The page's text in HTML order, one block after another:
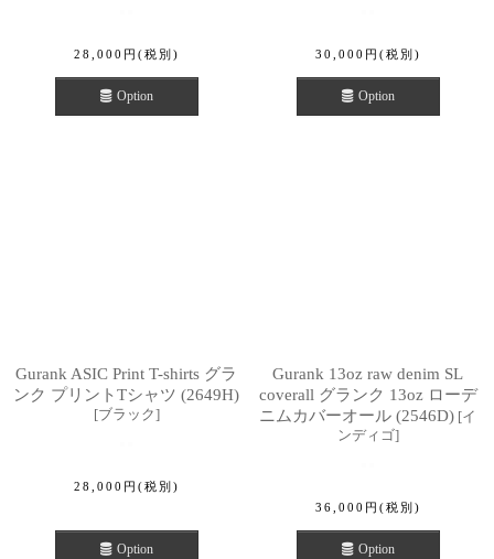
28,000 円 (税別)
Option
30,000 円 (税別)
Option
Gurank ASIC Print T-shirts グラ
ンク プリントTシャツ (2649H)
[ブラック]
28,000 円 (税別)
Option
Gurank 13oz raw denim SL
coverall グランク 13oz ローデ
ニムカバーオール (2546D) [イ
ンディゴ]
36,000 円 (税別)
Option